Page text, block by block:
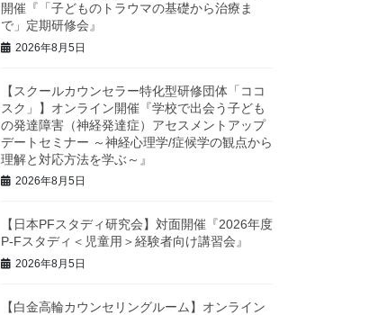
開催『「子どものトラウマの基礎から治療ま
で」定期研修会』
2026年8月5日
【スクールカウンセラー特化型研修団体「ココ
スク」】オンライン開催『学校で出会う子ども
の発達障害（神経発達症）アセスメントアップ
デートセミナー ～神経心理学/症候学の観点から
理解と対応方法を学ぶ～』
2026年8月5日
【日本PFスタディ研究会】対面開催『2026年度
P-Fスタディ＜児童用＞経験者向け講習会』
2026年8月5日
【白金高輪カウンセリングルーム】オンライン